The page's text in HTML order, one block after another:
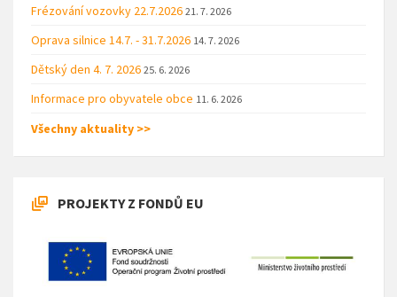
Frézování vozovky 22.7.2026 21. 7. 2026
Oprava silnice 14.7. - 31.7.2026 14. 7. 2026
Dětský den 4. 7. 2026 25. 6. 2026
Informace pro obyvatele obce 11. 6. 2026
Všechny aktuality >>
PROJEKTY Z FONDŮ EU